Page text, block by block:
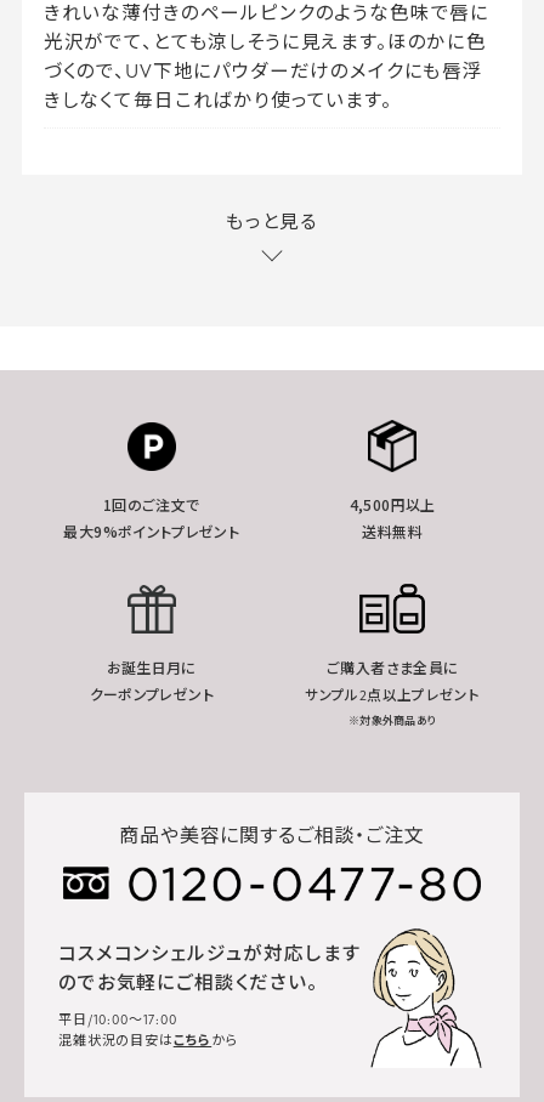
きれいな薄付きのペールピンクのような色味で唇に
光沢がでて、とても涼しそうに見えます。ほのかに色
づくので、UV下地にパウダーだけのメイクにも唇浮
きしなくて毎日こればかり使っています。
もっと見る
1回のご注文で
最大9%ポイントプレゼント
4,500円以上
送料無料
お誕生日月に
クーポンプレゼント
ご購入者さま全員に
サンプル2点以上プレゼント
※対象外商品あり
商品や美容に関するご相談・ご注文
コスメコンシェルジュが対応します
のでお気軽にご相談ください。
平日/10:00～17:00
混雑状況の目安はこちら から